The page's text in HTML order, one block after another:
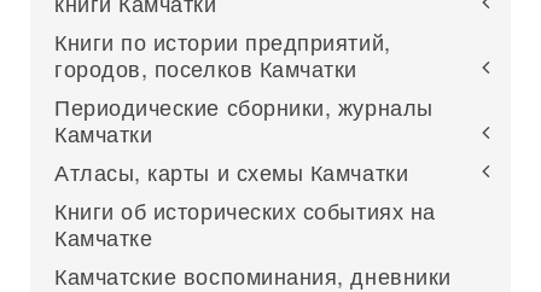
Книги по истории предприятий,
городов, поселков Камчатки
Периодические сборники, журналы
Камчатки
Атласы, карты и схемы Камчатки
Книги об исторических событиях на
Камчатке
Камчатские воспоминания, дневники